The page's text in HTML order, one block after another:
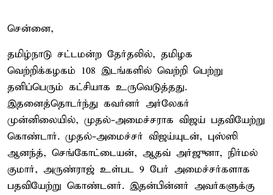
சென்னை,
தமிழ்நாடு சட்டமன்ற தேர்தலில், தமிழக
வெற்றிக்கழகம் 108 இடங்களில் வெற்றி பெற்று
தனிப்பெரும் கட்சியாக உருவெடுத்தது.
இதனைத்தொடர்ந்து கவர்னர் அர்லேகர்
முன்னிலையில், முதல்-அமைச்சராக விஜய் பதவியேற்று
கொண்டார். முதல்-அமைச்சர் விஜய்யுடன், புஸ்ஸி
ஆனந்த், செங்கோட்டையன், ஆதவ் அர்ஜுனா, நிர்மல்
குமார், அருண்ராஜ் உள்பட 9 பேர் அமைச்சர்களாக
பதவியேற்று கொண்டனர். இதன்பின்னர் அவர்களுக்கு